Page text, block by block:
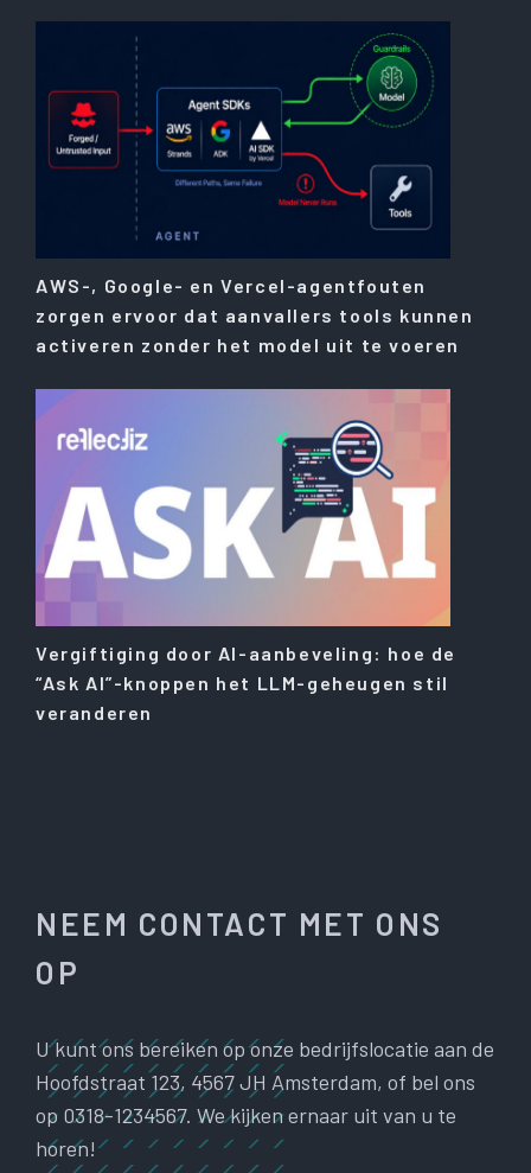
AWS-, Google- en Vercel-agentfouten
zorgen ervoor dat aanvallers tools kunnen
activeren zonder het model uit te voeren
Vergiftiging door AI-aanbeveling: hoe de
“Ask AI”-knoppen het LLM-geheugen stil
veranderen
NEEM CONTACT MET ONS
OP
U kunt ons bereiken op onze bedrijfslocatie aan de
Hoofdstraat 123, 4567 JH Amsterdam, of bel ons
op 0318-1234567. We kijken ernaar uit van u te
horen!